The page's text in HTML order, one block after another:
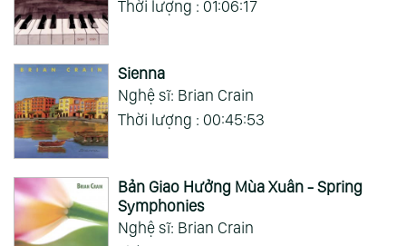
Thời lượng : 01:06:17
Sienna
Nghệ sĩ: Brian Crain
Thời lượng : 00:45:53
Bản Giao Hưởng Mùa Xuân - Spring
Symphonies
Nghệ sĩ: Brian Crain